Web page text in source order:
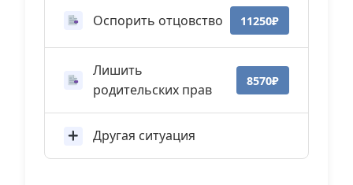
Оспорить отцовство 11250₽
Лишить
родительских прав
8570₽
Другая ситуация